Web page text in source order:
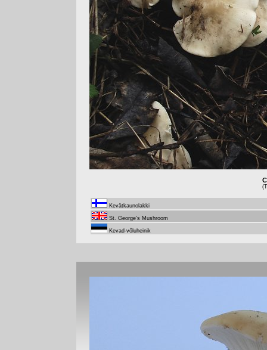
Kevätkaunolakki
St. George's Mushroom
Kevad-võluheinik